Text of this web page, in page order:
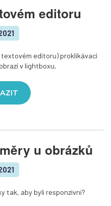
editoru
editoru) proklikávací
v lightboxu,
u obrázků
tak, aby byli responzivní?